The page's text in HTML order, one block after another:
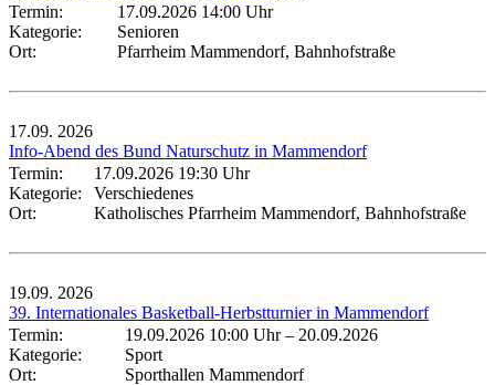
Termin:
17.09.2026 14:00 Uhr
Kategorie:
Senioren
Ort:
Pfarrheim Mammendorf, Bahnhofstraße
17.09. 2026
Info-Abend des Bund Naturschutz in Mammendorf
Termin:
17.09.2026 19:30 Uhr
Kategorie:
Verschiedenes
Ort:
Katholisches Pfarrheim Mammendorf, Bahnhofstraße
19.09. 2026
39. Internationales Basketball-Herbstturnier in Mammendorf
Termin:
19.09.2026 10:00 Uhr– 20.09.2026
Kategorie:
Sport
Ort:
Sporthallen Mammendorf